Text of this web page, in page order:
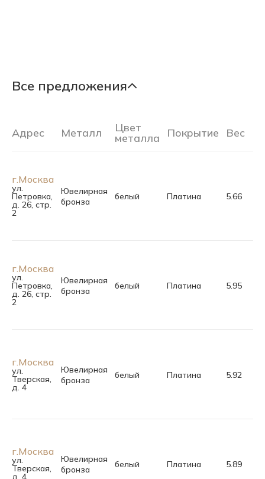
Все предложения
Адрес Металл Цвет
металла Покрытие Вес
г.Москва
ул.
Петровка,
д. 26, стр.
2
Ювелирная
бронза
белый Платина 5.66
г.Москва
ул.
Петровка,
д. 26, стр.
2
Ювелирная
бронза
белый Платина 5.95
г.Москва
ул.
Тверская,
д. 4
Ювелирная
бронза
белый Платина 5.92
г.Москва
ул.
Тверская,
д. 4
Ювелирная
бронза
белый Платина 5.89